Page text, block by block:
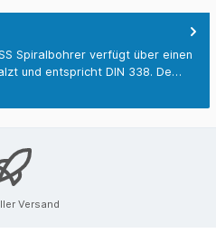
Spiralbohrer verfügt über einen
und entspricht DIN 338. De…
Versand